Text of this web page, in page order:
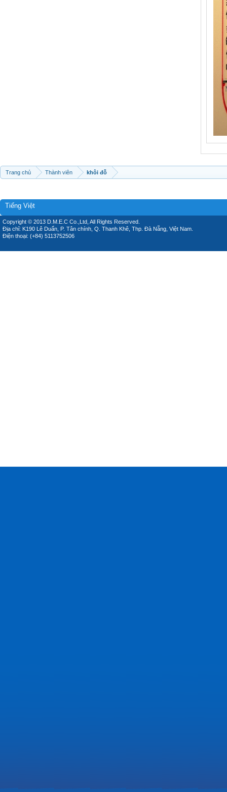
Trang chủ Thành viên khôi đỗ
Tiếng Việt
Copyright © 2013 D.M.E.C Co.,Ltd, All Rights Reserved.
Địa chỉ: K190 Lê Duẩn, P. Tân chính, Q. Thanh Khê, Thp. Đà Nẵng, Việt Nam.
Điện thoại: (+84) 5113752506